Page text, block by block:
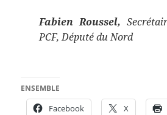
Fabien Roussel,
PCF,Député du Nord
ENSEMBLE
Facebook X